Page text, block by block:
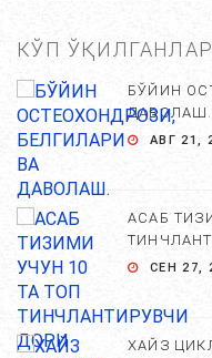
КЎП ЎҚИЛГАНЛАР
БЎЙИН
ДАВОЛАШ.
АВГ 21,
АСАБ
СЕН 27,
ХАЙЗ